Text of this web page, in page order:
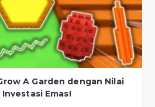
A Garden dengan Nilai
Emas!